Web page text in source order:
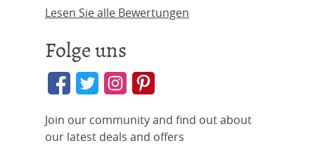
Lesen Sie alle Bewertungen
Folge uns
Join our community and find out about
our latest deals and offers